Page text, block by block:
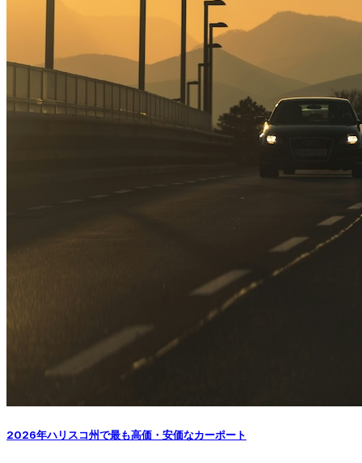
2026年ハリスコ州で最も高価・安価なカーポート